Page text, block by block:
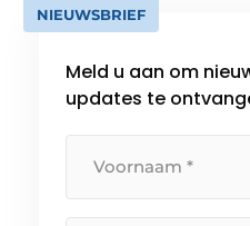
NIEUWSBRIEF
Meld u aan om
updates te